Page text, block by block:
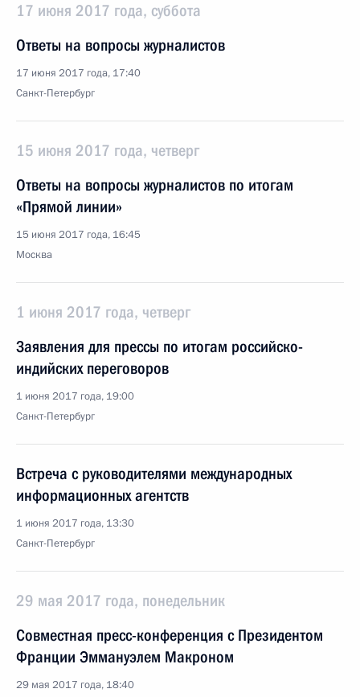
17 июня 2017 года, суббота
Ответы на вопросы журналистов
17 июня 2017 года, 17:40
Санкт-Петербург
15 июня 2017 года, четверг
Ответы на вопросы журналистов по итогам
«Прямой линии»
15 июня 2017 года, 16:45
Москва
1 июня 2017 года, четверг
Заявления для прессы по итогам российско-
индийских переговоров
1 июня 2017 года, 19:00
Санкт-Петербург
Встреча с руководителями международных
информационных агентств
1 июня 2017 года, 13:30
Санкт-Петербург
29 мая 2017 года, понедельник
Совместная пресс-конференция с Президентом
Франции Эммануэлем Макроном
29 мая 2017 года, 18:40